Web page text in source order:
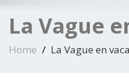
La Vague
Home La Vague en